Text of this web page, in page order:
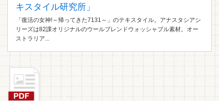
キスタイル研究所」
「復活の女神!～帰ってきた7131～」のテキスタイル。アナスタシアシ
リーズは82課オリジナルのウールブレンドウォッシャブル素材。オー
ストラリア...